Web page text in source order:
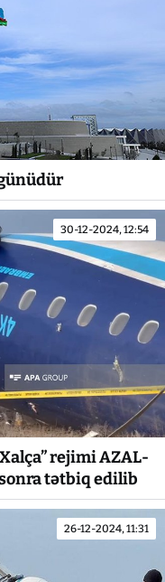
30-12-2024, 12:54
rejimi AZAL-
tətbiq edilib
26-12-2024, 11:31